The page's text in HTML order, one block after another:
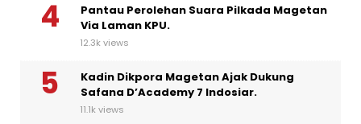
Pantau Perolehan Suara Pilkada Magetan
Via Laman KPU.
12.3k views
Kadin Dikpora Magetan Ajak Dukung
Safana D’Academy 7 Indosiar.
11.1k views